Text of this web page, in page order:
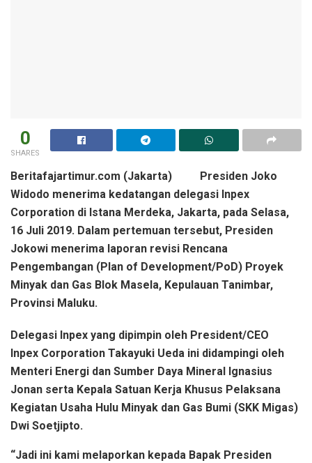
0
SHARES
Beritafajartimur.com (Jakarta) Presiden Joko
Widodo menerima kedatangan delegasi Inpex
Corporation di Istana Merdeka, Jakarta, pada Selasa,
16 Juli 2019. Dalam pertemuan tersebut, Presiden
Jokowi menerima laporan revisi Rencana
Pengembangan (Plan of Development/PoD) Proyek
Minyak dan Gas Blok Masela, Kepulauan Tanimbar,
Provinsi Maluku.
Delegasi Inpex yang dipimpin oleh President/CEO
Inpex Corporation Takayuki Ueda ini didampingi oleh
Menteri Energi dan Sumber Daya Mineral Ignasius
Jonan serta Kepala Satuan Kerja Khusus Pelaksana
Kegiatan Usaha Hulu Minyak dan Gas Bumi (SKK Migas)
Dwi Soetjipto.
“Jadi ini kami melaporkan kepada Bapak Presiden